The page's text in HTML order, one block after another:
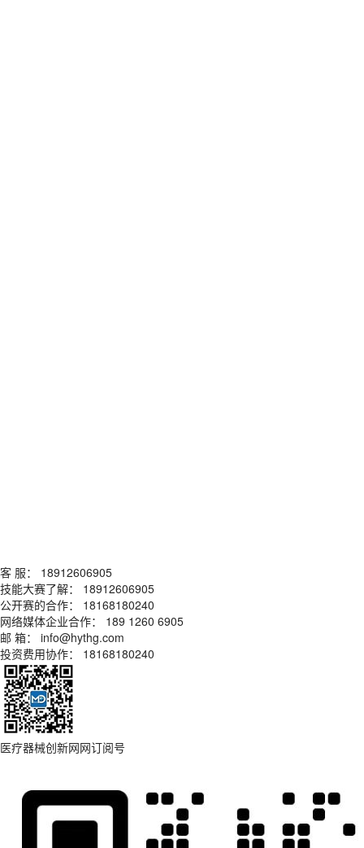
客 服： 18912606905
技能大赛了解： 18912606905
公开赛的合作： 18168180240
网络媒体企业合作： 189 1260 6905
邮 箱： info@hythg.com
投资费用协作： 18168180240
医疗器械创新网网订阅号